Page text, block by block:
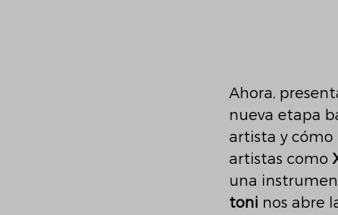
Ahora,
nueva etapa
artista y cómo
artistas como
una
toni nos abre